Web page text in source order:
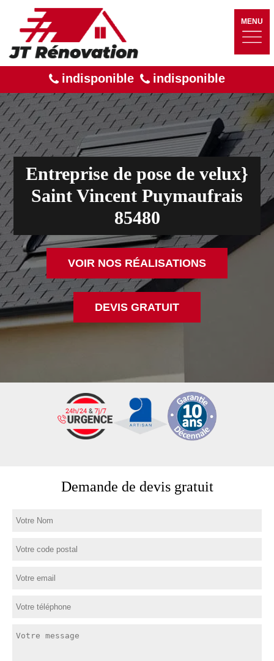
MENU
indisponible indisponible
Entreprise de pose de velux}
Saint Vincent Puymaufrais
85480
VOIR NOS RÉALISATIONS
DEVIS GRATUIT
Demande de devis gratuit